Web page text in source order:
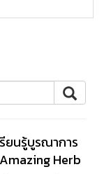
ยนรู้บูรณาการ
Herb